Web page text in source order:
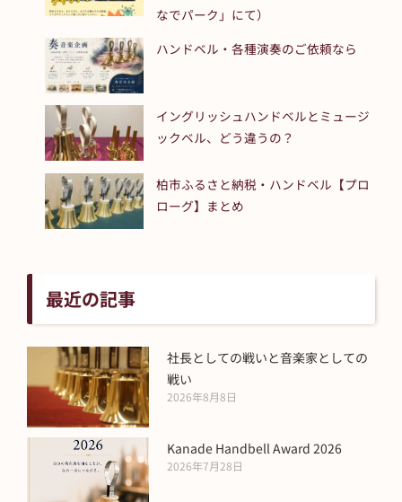
なでパーク」にて）
ハンドベル・各種演奏のご依頼なら
イングリッシュハンドベルとミュージ
ックベル、どう違うの？
柏市ふるさと納税・ハンドベル【プロ
ローグ】まとめ
最近の記事
社長としての戦いと音楽家としての
戦い
2026年8月8日
Kanade Handbell Award 2026
2026年7月28日